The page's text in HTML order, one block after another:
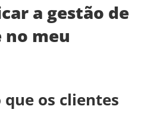
a gestão de
no meu
os clientes